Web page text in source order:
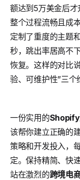
额达到5万美金后才
整个过程流畅且成
定制了重度的主题
秒，跳出率居高不
恢复。这样的对比
验、可维护性”三个
一份实用的Shopify
该帮你建立正确的
策略和开发投入，
定。保持精简、快
站在激烈的跨境电